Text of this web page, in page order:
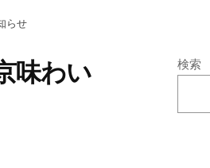
らせ
味わい
検索